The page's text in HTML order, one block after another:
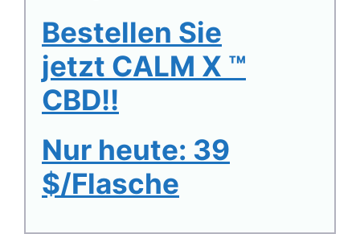
Bestellen Sie
jetzt CALM X ™
CBD!!
Nur heute: 39
$/Flasche